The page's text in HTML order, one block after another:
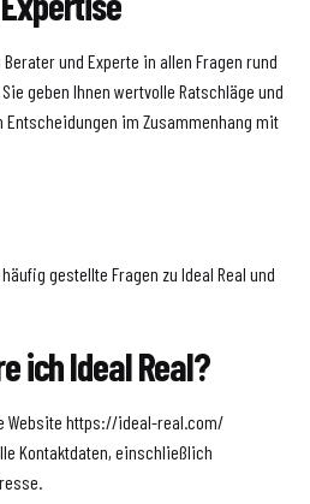
und Experte in allen Fragen rund
geben Ihnen wertvolle Ratschläge und
im Zusammenhang mit
gestellte Fragen zu Ideal Real und
ich Ideal Real?
Website https://ideal-real.com/
Kontaktdaten, einschließlich